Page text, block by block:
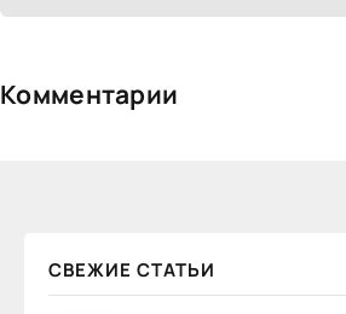
Комментарии
СВЕЖИЕ СТАТЬИ